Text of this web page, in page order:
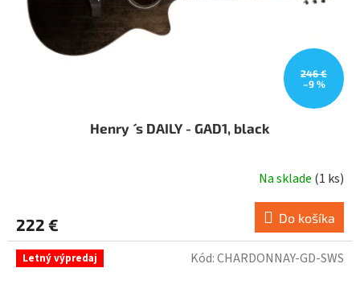
246 €
–9 %
Henry ´ s DAILY - GAD1, black
Na sklade (1 ks)
222 € Do košíka
Letný výpredaj Kód:CHARDONNAY-GD-SWS